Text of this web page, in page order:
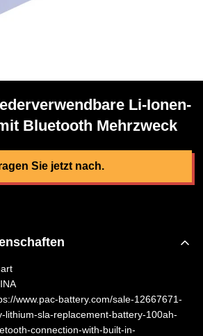
Li-Ionen-
Bluetooth Mehrzweck
Sie jetzt nach.
www.pac-battery.com/sale-12667671-
lithium-sla-replacement-battery-100ah-
connection-with-built-in-